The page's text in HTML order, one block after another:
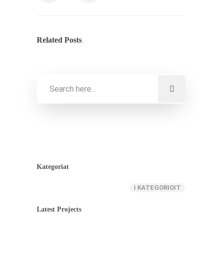
Related Posts
Kategoriat
I KATEGORIOIT
Latest Projects